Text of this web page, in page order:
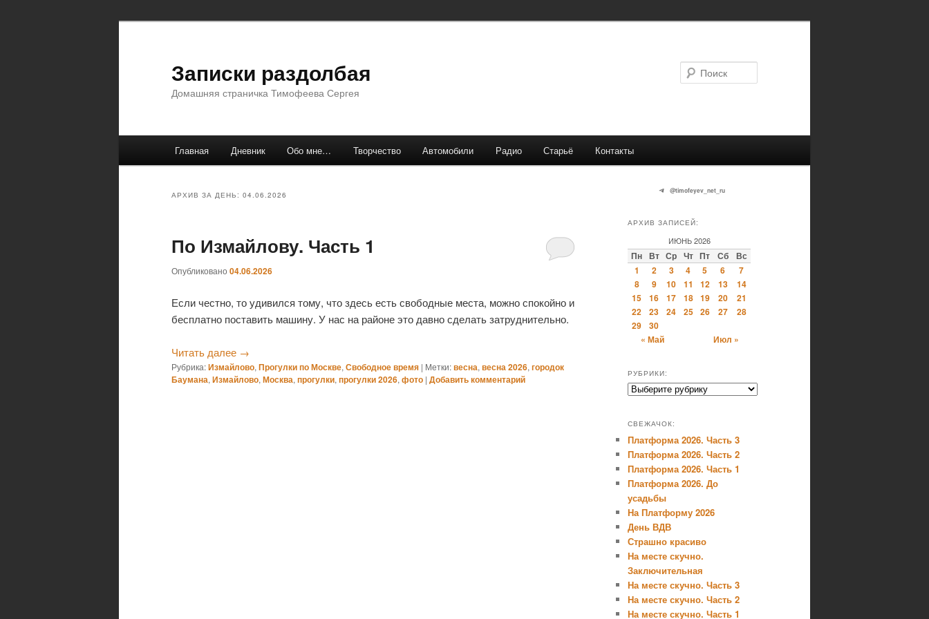
Записки раздолбая
Домашняя страничка Тимофеева Сергея
Главная Дневник Обо мне… Творчество Автомобили Радио Старьё Контакты
АРХИВ ЗА ДЕНЬ: 04.06.2026
По Измайлову. Часть 1
Опубликовано 04.06.2026
Если честно, то удивился тому, что здесь есть свободные места, можно спокойно и
бесплатно поставить машину. У нас на районе это давно сделать затруднительно.
Читать далее →
Рубрика:Измайлово, Прогулки по Москве, Свободное время | Метки:весна, весна 2026, городок
Баумана, Измайлово, Москва, прогулки, прогулки 2026, фото | Добавить комментарий
@timofeyev_net_ru
АРХИВ ЗАПИСЕЙ:
ИЮНЬ 2026
Пн Вт Ср Чт Пт Сб
Вс
1
2 3 4 5 6
7
8
9 10 11 12 13
14
15
16 17 18 19 20
21
22
23 24 25 26 27
28
29
30
« Май
Июл »
РУБРИКИ:
Рубрики:
СВЕЖАЧОК:
Платформа 2026. Часть 3
Платформа 2026. Часть 2
Платформа 2026. Часть 1
Платформа 2026. До
усадьбы
На Платформу 2026
День ВДВ
Страшно красиво
На месте скучно.
Заключительная
На месте скучно. Часть 3
На месте скучно. Часть 2
На месте скучно. Часть 1